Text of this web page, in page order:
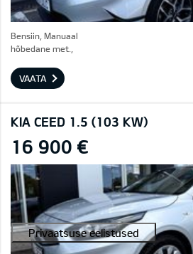
Bensiin, Manuaal
hõbedane met.,
VAATA
KIA CEED 1.5 (103 KW)
16 900 €